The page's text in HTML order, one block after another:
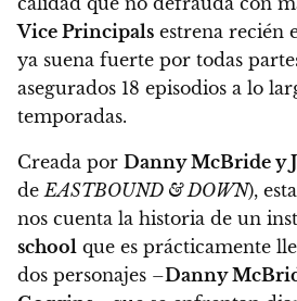
Vice Principals estrena recién
ya suena fuerte por todas
asegurados 18 episodios a lo
temporadas.
Creada por Danny McBride y
de EASTBOUND & DOWN),
nos cuenta la historia de un
school que es prácticamente
dos personajes –Danny